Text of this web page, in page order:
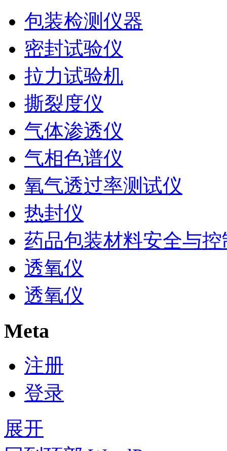
包装检测仪器
密封试验仪
拉力试验机
撕裂度仪
气体渗透仪
气相色谱仪
氧气透过率测试仪
热封仪
药品包装材料安全与
透氧仪
透氧仪
Meta
注册
登录
展开